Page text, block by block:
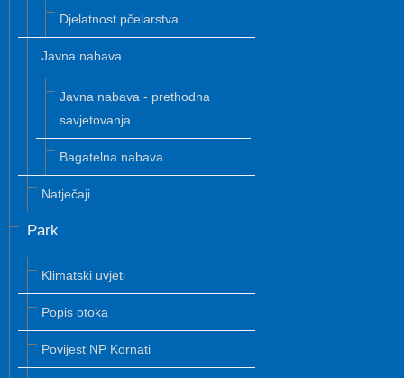
Djelatnost pčelarstva
Javna nabava
Javna nabava - prethodna
savjetovanja
Bagatelna nabava
Natječaji
Park
Klimatski uvjeti
Popis otoka
Povijest NP Kornati